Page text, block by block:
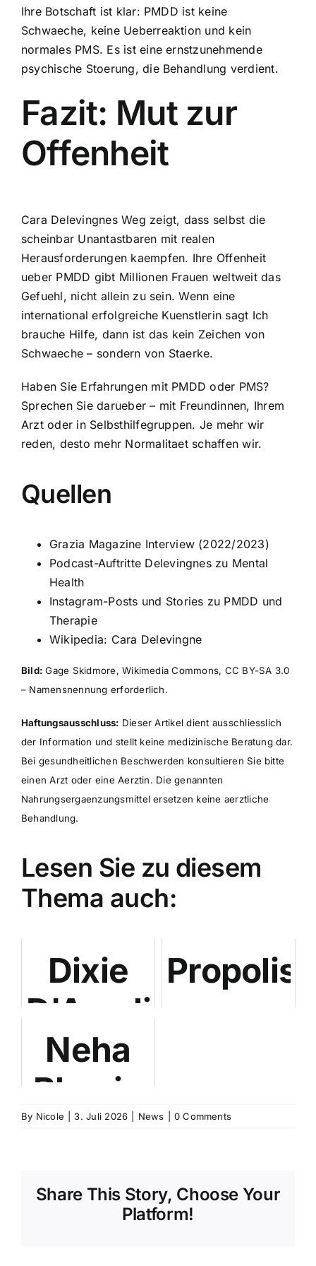
Ihre Botschaft ist klar: PMDD ist keine
Schwaeche, keine Ueberreaktion und kein
normales PMS. Es ist eine ernstzunehmende
psychische Stoerung, die Behandlung verdient.
Fazit: Mut zur
Offenheit
Cara Delevingnes Weg zeigt, dass selbst die
scheinbar Unantastbaren mit realen
Herausforderungen kaempfen. Ihre Offenheit
ueber PMDD gibt Millionen Frauen weltweit das
Gefuehl, nicht allein zu sein. Wenn eine
international erfolgreiche Kuenstlerin sagt Ich
brauche Hilfe, dann ist das kein Zeichen von
Schwaeche – sondern von Staerke.
Haben Sie Erfahrungen mit PMDD oder PMS?
Sprechen Sie darueber – mit Freundinnen, Ihrem
Arzt oder in Selbsthilfegruppen. Je mehr wir
reden, desto mehr Normalitaet schaffen wir.
Quellen
Grazia Magazine Interview (2022/2023)
Podcast-Auftritte Delevingnes zu Mental
Health
Instagram-Posts und Stories zu PMDD und
Therapie
Wikipedia: Cara Delevingne
Bild: Gage Skidmore, Wikimedia Commons, CC BY-SA 3.0
– Namensnennung erforderlich.
Haftungsausschluss: Dieser Artikel dient ausschliesslich
der Information und stellt keine medizinische Beratung dar.
Bei gesundheitlichen Beschwerden konsultieren Sie bitte
einen Arzt oder eine Aerztin. Die genannten
Nahrungsergaenzungsmittel ersetzen keine aerztliche
Behandlung.
Lesen Sie zu diesem
Thema auch:
Dixie
D'Amelio
und
PMDD:
Wenn
Monat
Propolis
78,9 %
Neha
Bhasin
und
Wenn
By Nicole 3. Juli 2026 News 0 Comments
Share This Story, Choose Your
Platform!